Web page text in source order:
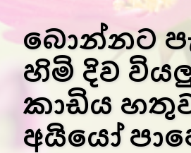
බොන්නට
හිමි දිව
කාඩිය
අයියෝ